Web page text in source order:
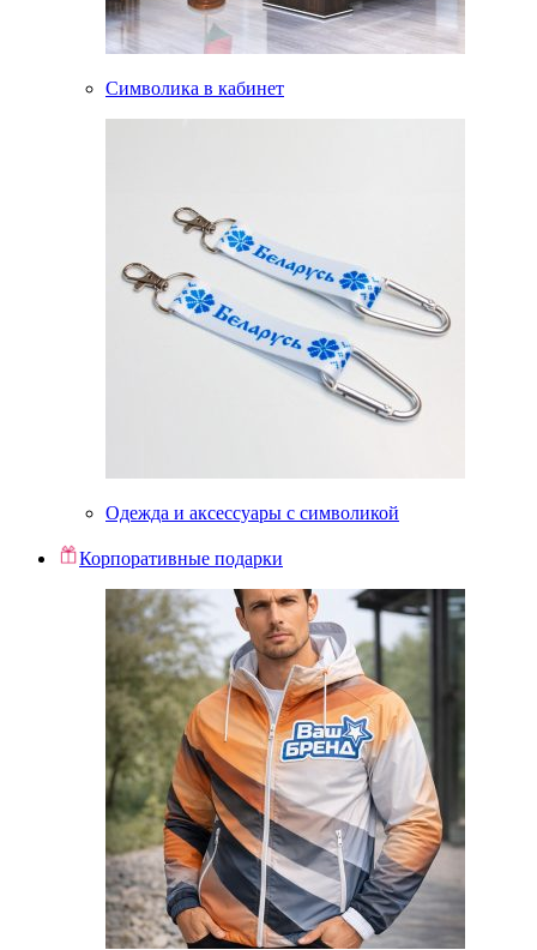
Символика в кабинет
Одежда и аксессуары с символикой
Корпоративные подарки